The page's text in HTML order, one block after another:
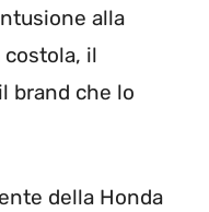
alla
il
brand che lo
della Honda